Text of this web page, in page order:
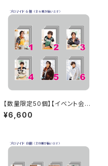
【数量限定50個】【イベント会場
特典付き】SECOND LINE Pre
sents みんなに会いに行くよ!
¥6,600